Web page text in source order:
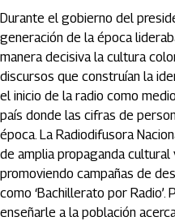
Durante el gobierno del
generación de la época
manera decisiva la cultura
discursos que construían la
el inicio de la radio como
país donde las cifras de
época. La Radiodifusora
de amplia propaganda cultural
promoviendo campañas de
como ‘Bachillerato por
enseñarle a la población